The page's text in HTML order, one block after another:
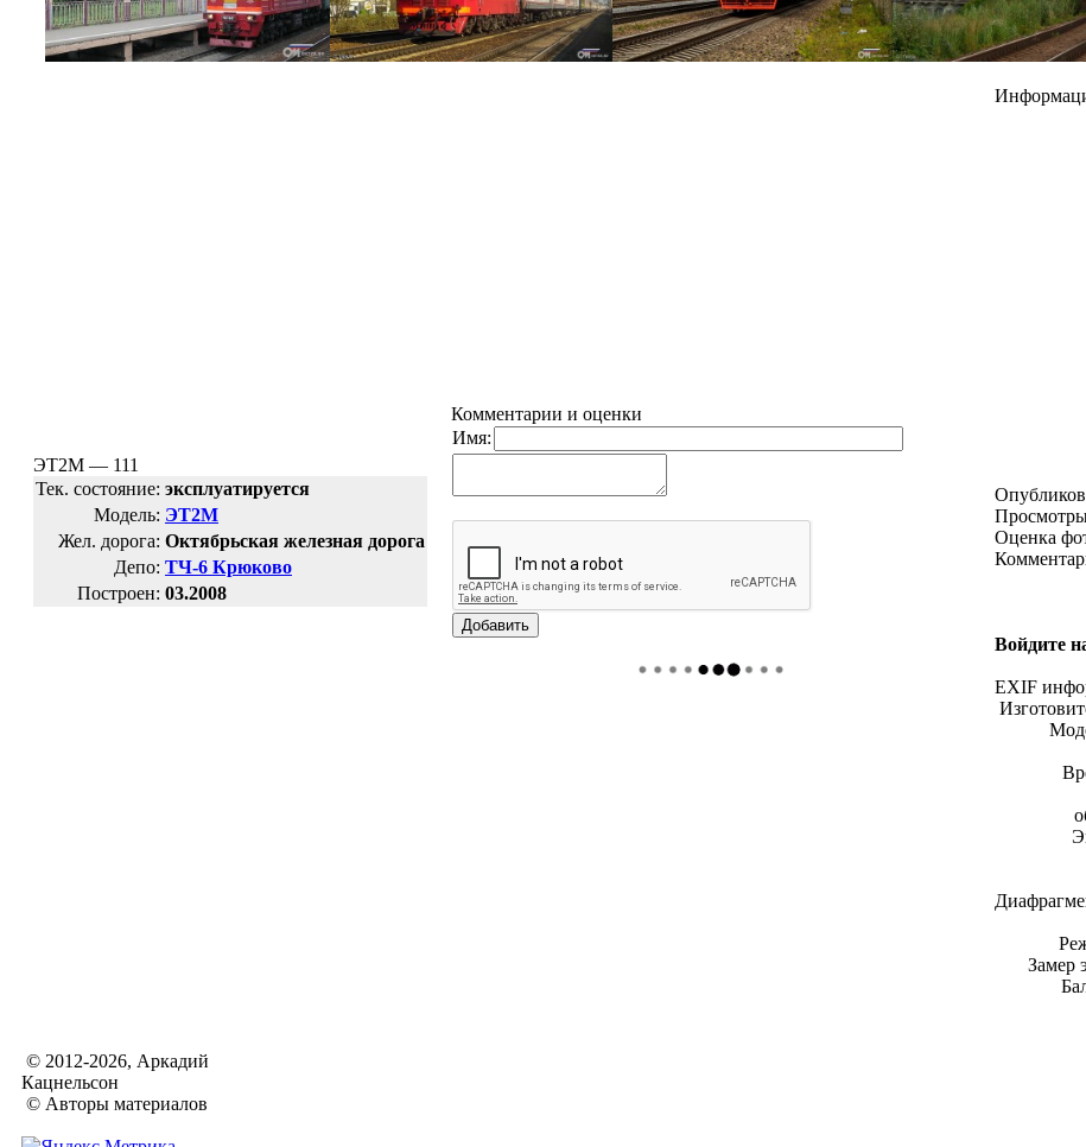
ЭТ2М — 111
Тек. состояние: эксплуатируется
Модель: ЭТ2М
Жел. дорога: Октябрьская железная дорога
Депо: ТЧ-6 Крюково
Построен: 03.2008
Комментарии и оценки
Имя:
Оценка
Войдите
EXIF
Замер
© 2012-2026, Аркадий
Кацнельсон
© Авторы материалов